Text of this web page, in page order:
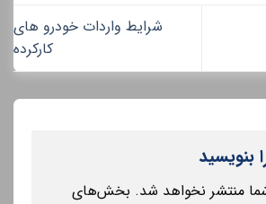
شرایط واردات خودرو های
کارکرده
بنویسید
منتشر نخواهد شد. بخش‌های